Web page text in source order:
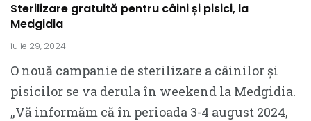
Sterilizare gratuită pentru câini și pisici, la
Medgidia
iulie 29, 2024
O nouă campanie de sterilizare a câinilor și
pisicilor se va derula în weekend la Medgidia.
„Vă informăm că în perioada 3-4 august 2024,